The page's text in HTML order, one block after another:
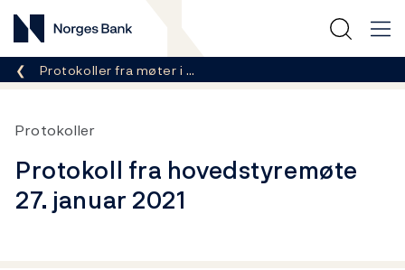
Norges Bank
Her er du nå:
Protokoller fra møter i …
Protokoller
Protokoll fra hovedstyremøte
27. januar 2021